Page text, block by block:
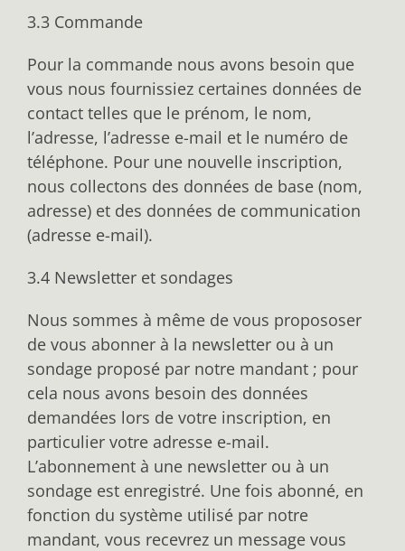
3.3 Commande
Pour la commande nous avons besoin que
vous nous fournissiez certaines données de
contact telles que le prénom, le nom,
l’adresse, l’adresse e-mail et le numéro de
téléphone. Pour une nouvelle inscription,
nous collectons des données de base (nom,
adresse) et des données de communication
(adresse e-mail).
3.4 Newsletter et sondages
Nous sommes à même de vous propososer
de vous abonner à la newsletter ou à un
sondage proposé par notre mandant ; pour
cela nous avons besoin des données
demandées lors de votre inscription, en
particulier votre adresse e-mail.
L’abonnement à une newsletter ou à un
sondage est enregistré. Une fois abonné, en
fonction du système utilisé par notre
mandant, vous recevrez un message vous